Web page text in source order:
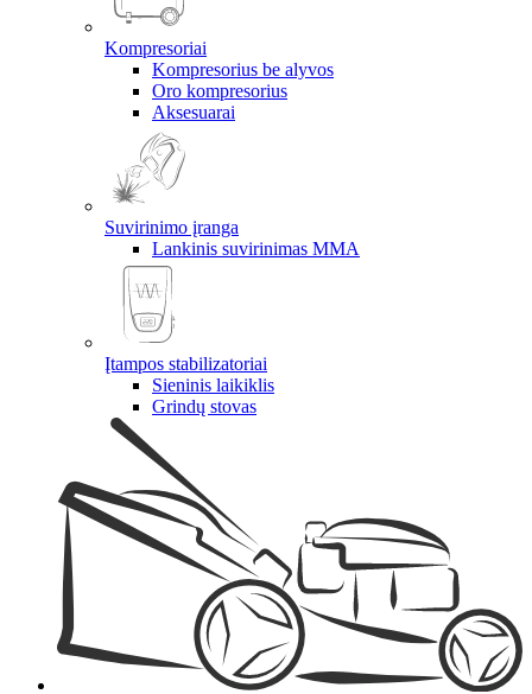
Kompresoriai
Kompresorius be alyvos
Oro kompresorius
Aksesuarai
Suvirinimo įranga
Lankinis suvirinimas MMA
Įtampos stabilizatoriai
Sieninis laikiklis
Grindų stovas